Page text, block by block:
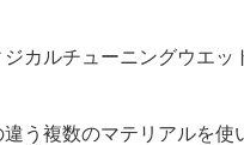
違う複数のマテリアルを使